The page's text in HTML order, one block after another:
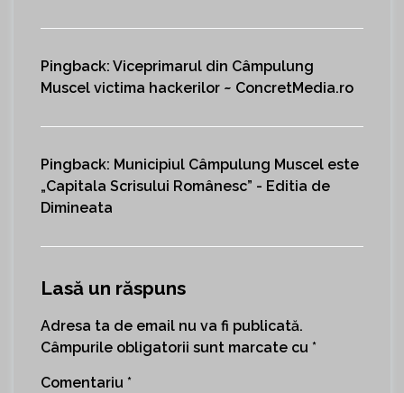
Pingback: Viceprimarul din Câmpulung
Muscel victima hackerilor ~ ConcretMedia.ro
Pingback: Municipiul Câmpulung Muscel este
„Capitala Scrisului Românesc” - Editia de
Dimineata
Lasă un răspuns
Adresa ta de email nu va fi publicată.
Câmpurile obligatorii sunt marcate cu *
Comentariu *